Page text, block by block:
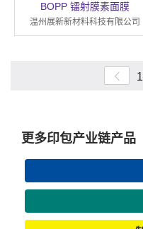
BOPP 镭射膜素面膜
温州展新新材料科技有限公司
更多印包产业链产品